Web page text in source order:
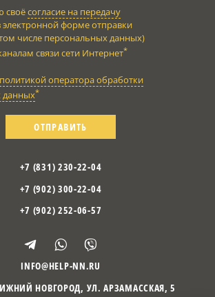
своёсогласие на передачу
электронной форме отправки
числе персональных данных)
связи сети Интернет*
политикой оператора обработки
данных*
ОТПРАВИТЬ
+7 (831) 230-22-04
+7 (902) 300-22-04
+7 (902) 252-06-57
INFO@HELP-NN.RU
НОВГОРОД, УЛ. АРЗАМАССКАЯ, 5